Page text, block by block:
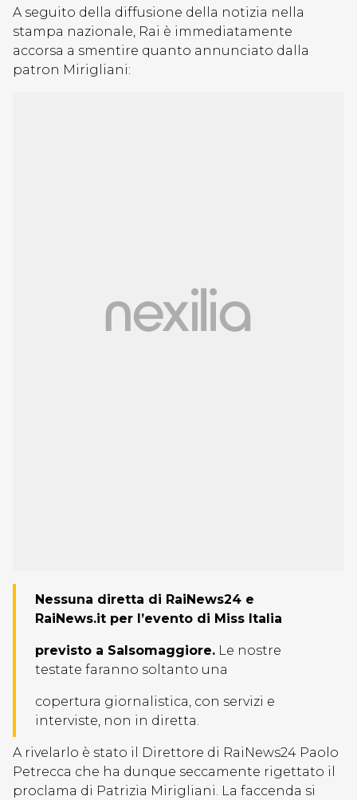
A seguito della diffusione della notizia nella
stampa nazionale, Rai è immediatamente
accorsa a smentire quanto annunciato dalla
patron Mirigliani:
Nessuna diretta di RaiNews24 e
RaiNews.it per l’evento di Miss Italia
previsto a Salsomaggiore. Le nostre
testate faranno soltanto una
copertura giornalistica, con servizi e
interviste, non in diretta.
A rivelarlo è stato il Direttore di RaiNews24 Paolo
Petrecca che ha dunque seccamente rigettato il
proclama di Patrizia Mirigliani. La faccenda si